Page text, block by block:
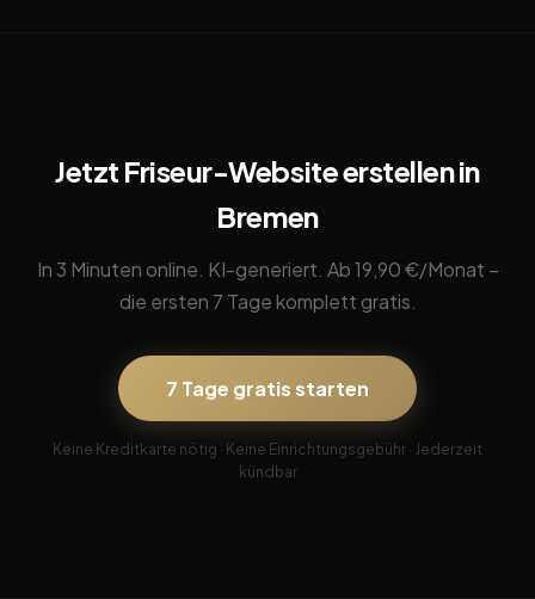
Jetzt Friseur-Website erstellen in
Bremen
In 3 Minuten online. KI-generiert. Ab 19,90 €/Monat –
die ersten 7 Tage komplett gratis.
7 Tage gratis starten
Keine Kreditkarte nötig · Keine Einrichtungsgebühr · Jederzeit
kündbar